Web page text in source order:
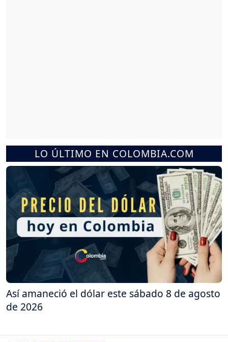
LO ÚLTIMO EN COLOMBIA.COM
Así amaneció el dólar este sábado 8 de agosto
de 2026